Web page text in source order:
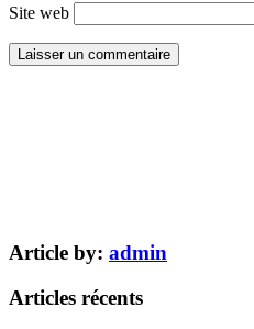
Site web
Article by: admin
Articles récents